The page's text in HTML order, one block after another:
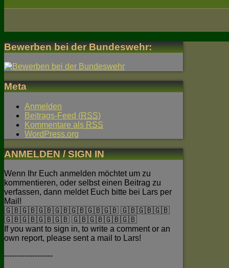
Bewerben bei der Bundeswehr:
Meta
Anmelden
Beitrags-Feed (RSS)
Kommentare als RSS
WordPress.org
ANMELDEN / SIGN IN
Wenn Ihr Euch anmelden möchtet um zu
kommentieren, oder selbst einen Beitrag zu
verfassen, dann meldet Euch bitte bei Lars per
Mail!
🇬🇧🇬🇧🇬🇧🇬🇧🇬🇧🇬🇧🇬🇧 🇬🇧🇬🇧🇬🇧
🇬🇧🇬🇧🇬🇧🇬🇧 🇬🇧🇬🇧🇬🇧🇬🇧
If you want to sign in, to write a comment or an
own report, please sent a mail to Lars!
-------------------